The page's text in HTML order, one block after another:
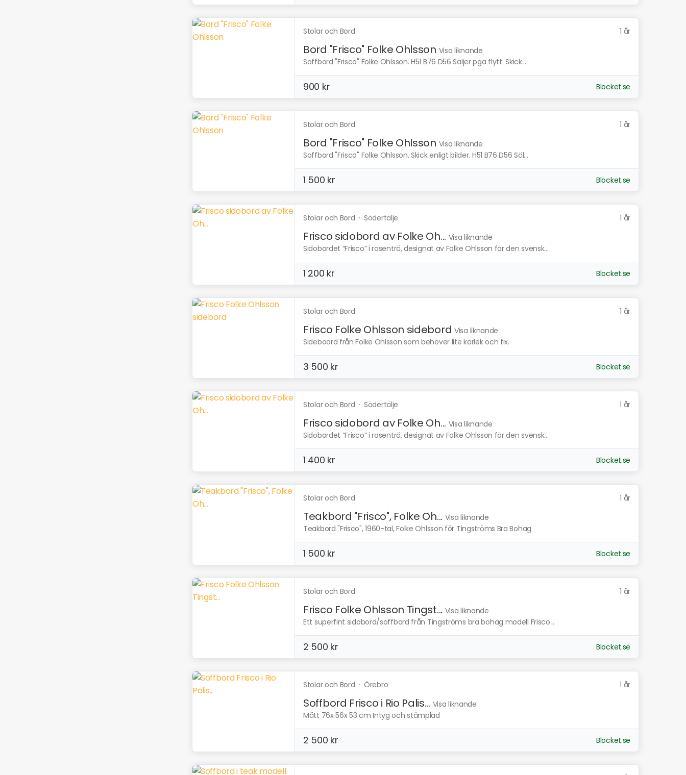
Stolar och Bord 1 år
Bord "Frisco" Folke Ohlsson Visa liknande
Soffbord "Frisco" Folke Ohlsson. H51 B76 D56 Säljer pga flytt. Skick...
900 kr Blocket.se
Stolar och Bord 1 år
Bord "Frisco" Folke Ohlsson Visa liknande
Soffbord "Frisco" Folke Ohlsson. Skick enligt bilder. H51 B76 D56 Säl...
1 500 kr Blocket.se
Stolar och Bord · Södertälje 1 år
Frisco sidobord av Folke Oh... Visa liknande
Sidobordet “Frisco” i rosenträ, designat av Folke Ohlsson för den svensk...
1 200 kr Blocket.se
Stolar och Bord 1 år
Frisco Folke Ohlsson sidebord Visa liknande
Sideboard från Folke Ohlsson som behöver lite kärlek och fix.
3 500 kr Blocket.se
Stolar och Bord · Södertälje 1 år
Frisco sidobord av Folke Oh... Visa liknande
Sidobordet “Frisco” i rosenträ, designat av Folke Ohlsson för den svensk...
1 400 kr Blocket.se
Stolar och Bord 1 år
Teakbord "Frisco", Folke Oh... Visa liknande
Teakbord "Frisco", 1960-tal, Folke Ohlsson för Tingströms Bra Bohag
1 500 kr Blocket.se
Stolar och Bord 1 år
Frisco Folke Ohlsson Tingst... Visa liknande
Ett superfint sidobord/soffbord från Tingströms bra bohag modell Frisco...
2 500 kr Blocket.se
Stolar och Bord · Örebro 1 år
Soffbord Frisco i Rio Palis... Visa liknande
Mått 76x 56x 53 cm Intyg och stämplad
2 500 kr Blocket.se